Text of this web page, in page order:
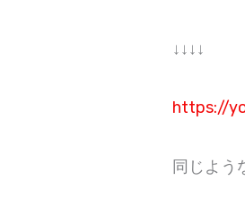
↓↓↓↓
https://
同じよう